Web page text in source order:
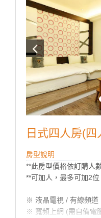
日式四人房(四
房型說明
**此房型價格依訂購人
**可加人，最多可加2位
※ 液晶電視 / 有線頻道
※ 寬頻上網 (需自備電